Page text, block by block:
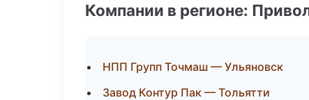
Компании в регионе:
НПП Групп Точмаш — Ульяновск
Завод Контур Пак — Тольятти